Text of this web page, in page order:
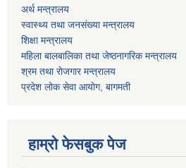
अर्थ मन्त्रालय
स्वास्थ्य तथा जनस‌ंख्या मन्त्रालय
शिक्षा मन्त्रालय
महिला बालबालिका तथा जेष्ठनागरिक मन्त्रालय
श्रम तथा राेजगार मन्त्रालय
प्रदेश लोक सेवा आयाेग, बागमती
हाम्रो फेसबुक पेज